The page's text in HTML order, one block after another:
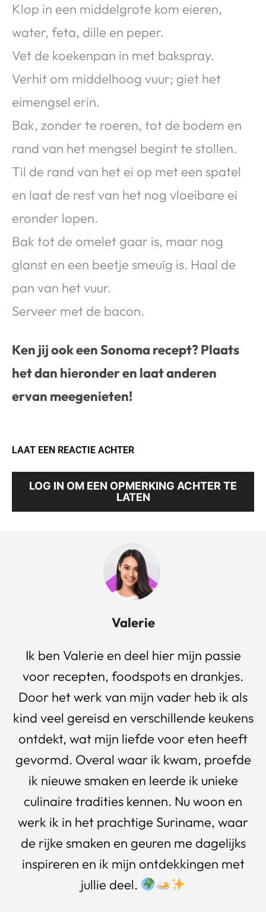
Klop in een middelgrote kom eieren,
water, feta, dille en peper.
Vet de koekenpan in met bakspray.
Verhit om middelhoog vuur; giet het
eimengsel erin.
Bak, zonder te roeren, tot de bodem en
rand van het mengsel begint te stollen.
Til de rand van het ei op met een spatel
en laat de rest van het nog vloeibare ei
eronder lopen.
Bak tot de omelet gaar is, maar nog
glanst en een beetje smeuïg is. Haal de
pan van het vuur.
Serveer met de bacon.
Ken jij ook een Sonoma recept? Plaats
het dan hieronder en laat anderen
ervan meegenieten!
LAAT EEN REACTIE ACHTER
LOG IN OM EEN OPMERKING ACHTER TE
LATEN
Valerie
Ik ben Valerie en deel hier mijn passie
voor recepten, foodspots en drankjes.
Door het werk van mijn vader heb ik als
kind veel gereisd en verschillende keukens
ontdekt, wat mijn liefde voor eten heeft
gevormd. Overal waar ik kwam, proefde
ik nieuwe smaken en leerde ik unieke
culinaire tradities kennen. Nu woon en
werk ik in het prachtige Suriname, waar
de rijke smaken en geuren me dagelijks
inspireren en ik mijn ontdekkingen met
jullie deel.